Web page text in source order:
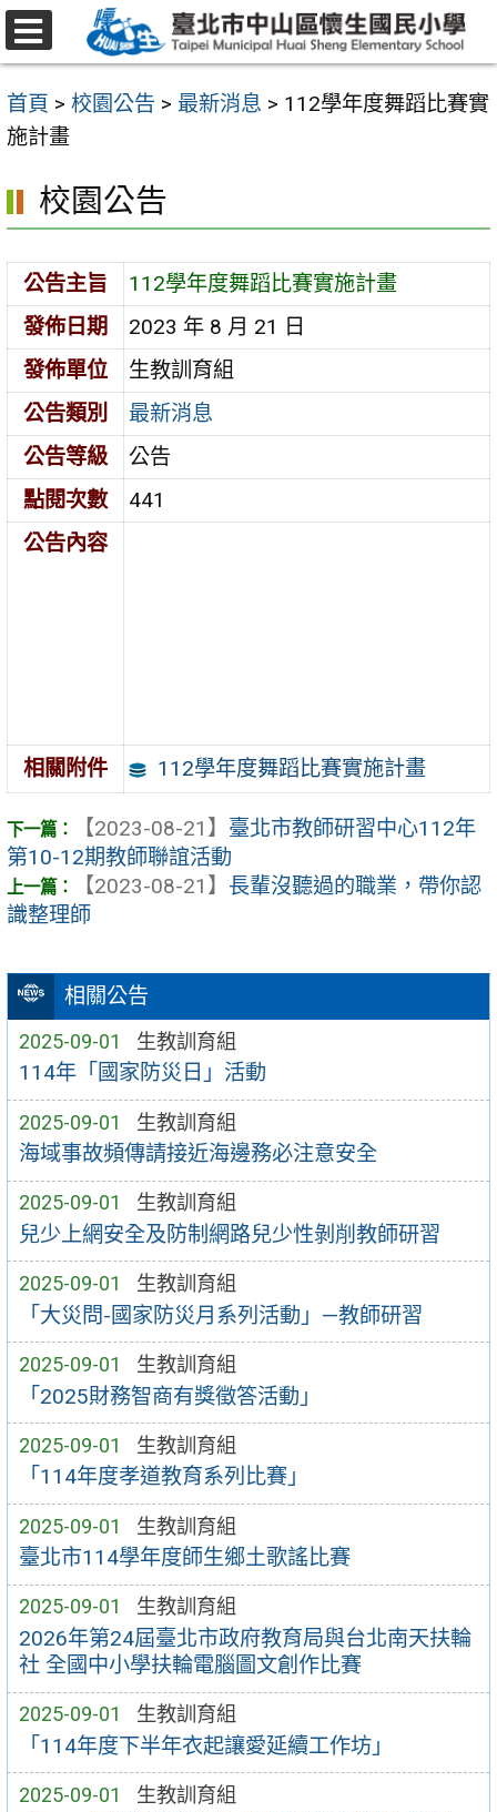
跳
至
要
內
區
首頁 > 校園公告 > 最新消息 > 112學年度舞蹈比賽實
施計畫
相關公告
2025-09-01 生教訓育組
114年「國家防災日」活動
2025-09-01 生教訓育組
海域事故頻傳請接近海邊務必注意安全
2025-09-01 生教訓育組
兒少上網安全及防制網路兒少性剝削教師研習
2025-09-01 生教訓育組
「大災問-國家防災月系列活動」—教師研習
2025-09-01 生教訓育組
「2025財務智商有獎徵答活動」
2025-09-01 生教訓育組
「114年度孝道教育系列比賽」
2025-09-01 生教訓育組
臺北市114學年度師生鄉土歌謠比賽
2025-09-01 生教訓育組
2026年第24屆臺北市政府教育局與台北南天扶輪
社 全國中小學扶輪電腦圖文創作比賽
2025-09-01 生教訓育組
「114年度下半年衣起讓愛延續工作坊」
2025-09-01 生教訓育組
校園公告
公告主旨
112學年度舞蹈比賽實施計畫
發佈日期
2023 年 8 月 21 日
發佈單位
生教訓育組
公告類別
最新消息
公告等級
公告
點閱次數
441
公告內容
相關附件 112學年度舞蹈比賽實施計畫
【2023-08-21】 臺北市教師研習中心112年
第10-12期教師聯誼活動
【2023-08-21】 長輩沒聽過的職業，帶你認
識整理師
選
單